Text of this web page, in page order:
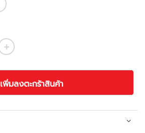
เพิ่มลงตะกร้าสินค้า